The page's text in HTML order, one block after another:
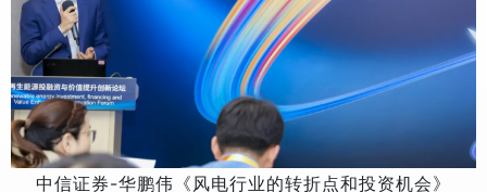
中信证券-华鹏伟《风电行业的转折点和投资机会》